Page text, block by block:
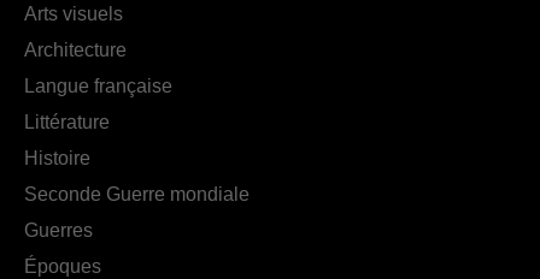
Arts visuels
Architecture
Langue française
Littérature
Histoire
Seconde Guerre mondiale
Guerres
Époques